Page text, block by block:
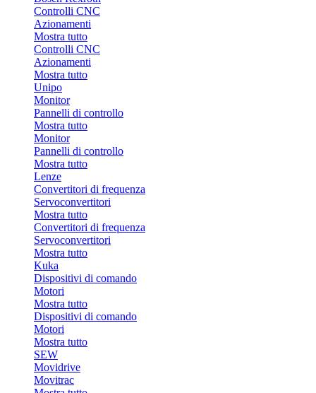
Controlli CNC
Azionamenti
Mostra tutto
Controlli CNC
Azionamenti
Mostra tutto
Unipo
Monitor
Pannelli di controllo
Mostra tutto
Monitor
Pannelli di controllo
Mostra tutto
Lenze
Convertitori di frequenza
Servoconvertitori
Mostra tutto
Convertitori di frequenza
Servoconvertitori
Mostra tutto
Kuka
Dispositivi di comando
Motori
Mostra tutto
Dispositivi di comando
Motori
Mostra tutto
SEW
Movidrive
Movitrac